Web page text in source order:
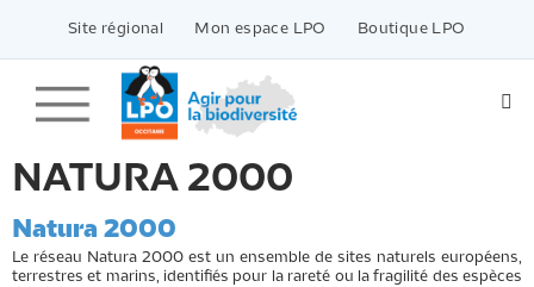
contenu
Site régional Mon espace LPO Boutique LPO
NATURA 2000
Natura 2000
Le réseau Natura 2000 est un ensemble de sites naturels européens,
terrestres et marins, identifiés pour la rareté ou la fragilité des espèces